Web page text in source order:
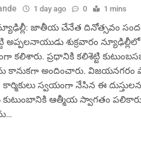
1 day ago 0 1 mins
జాతీయ చేనేత దినోత్సవం
అప్పలనాయుడు శుక్రవారం
కలిశారు. ప్రధానికి కలిశెట్టి
కానుకగా అందించారు. విజయనగరం
స్వయంగా నేసిన ఈ
ఆత్మీయ స్వాగతం